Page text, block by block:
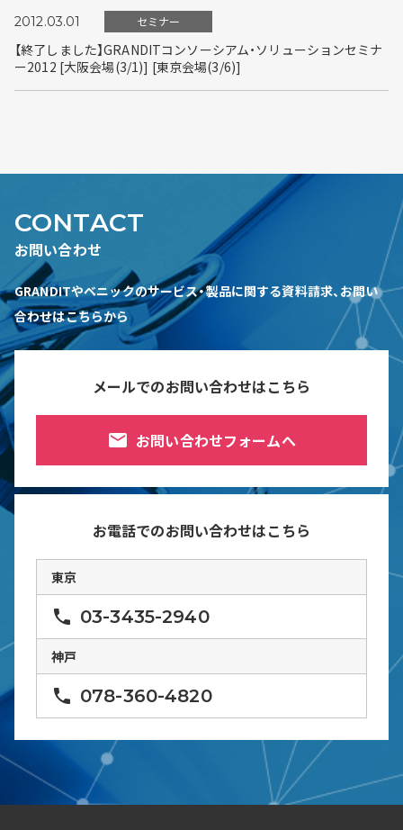
2012.03.01 セミナー
【終了しました】GRANDITコンソーシアム・ソリューションセミナ
ー2012 [大阪会場(3/1)] [東京会場(3/6)]
CONTACT
お問い合わせ
GRANDITやベニックのサービス・製品に関する資料請求、お問い
合わせはこちらから
メールでのお問い合わせはこちら
mail お問い合わせフォームへ
お電話でのお問い合わせはこちら
東京
phone 03-3435-2940
神戸
phone 078-360-4820